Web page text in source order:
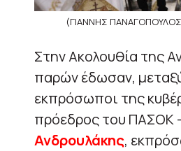
(ΓΙΑΝΝΗΣ ΠΑΝΑΓΟΠΟΥΛΟΣ
Στην Ακολουθία της
παρών έδωσαν,
εκπρόσωποι της
πρόεδρος του ΠΑΣΟΚ
Ανδρουλάκης,